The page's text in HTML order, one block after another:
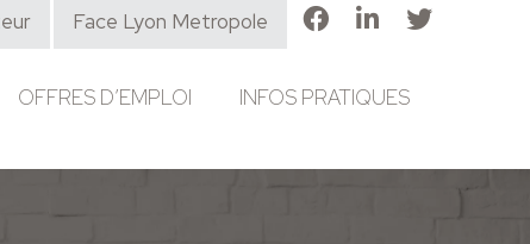
Face Lyon Metropole
OFFRES D’EMPLOI INFOS PRATIQUES